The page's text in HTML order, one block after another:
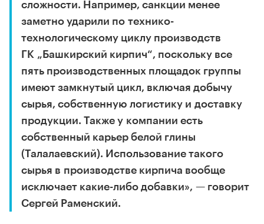
сложности. Например, санкции менее
заметно ударили по технико-
технологическому циклу производств
ГК „Башкирский кирпич“, поскольку все
пять производственных площадок группы
имеют замкнутый цикл, включая добычу
сырья, собственную логистику и доставку
продукции. Также у компании есть
собственный карьер белой глины
(Талалаевский). Использование такого
сырья в производстве кирпича вообще
исключает какие-либо добавки», — говорит
Сергей Раменский.